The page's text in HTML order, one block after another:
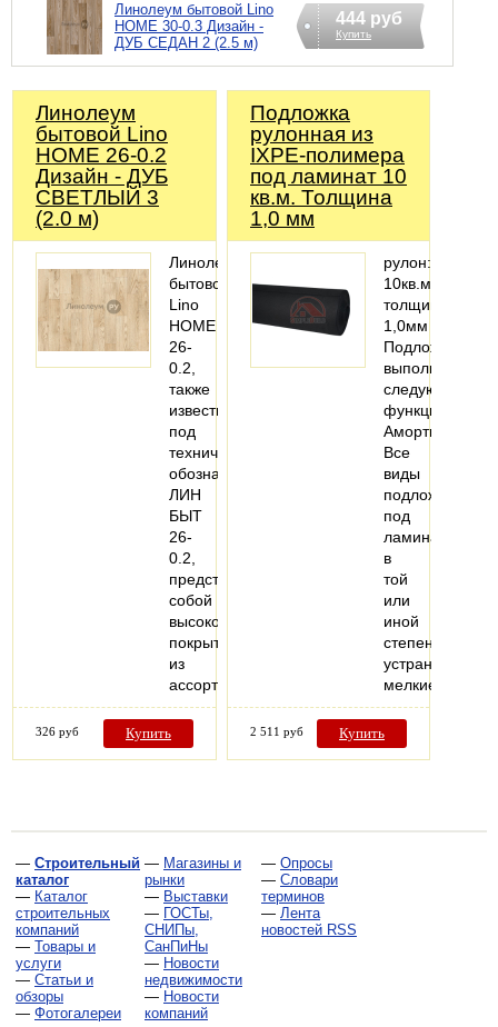
Линолеум бытовой Lino
HOME 30-0.3 Дизайн -
ДУБ СЕДАН 2 (2.5 м)
444 руб
Купить
Линолеум
бытовой Lino
HOME 26-0.2
Дизайн - ДУБ
СВЕТЛЫЙ 3
(2.0 м)
Линолеум
бытовой
Lino
HOME
26-
0.2,
также
известный
под
техническим
обозначением
ЛИН
БЫТ
26-
0.2,
представляет
собой
высококачественное
покрытие
из
ассортимента…
326 руб Купить
Подложка
рулонная из
IXPE-полимера
под ламинат 10
кв.м. Толщина
1,0 мм
рулон:
10кв.м.;
толщина:
1,0мм
Подложка
выполняет
следующие
функции:
Все
виды
подложки
под
ламинат
в
той
или
иной
степени
устраняют
мелкие…
2 511 руб Купить
— Строительный
каталог
— Каталог
строительных
компаний
— Товары и
услуги
— Статьи и
обзоры
— Фотогалереи
— Магазины и
рынки
— Выставки
— ГОСТы,
СНИПы,
СанПиНы
— Новости
недвижимости
— Новости
компаний
— Опросы
— Словари
терминов
— Лента
новостей RSS